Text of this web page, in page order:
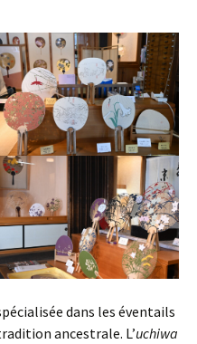
dans les éventails
ancestrale. L’uchiwa